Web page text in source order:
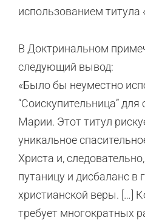
использованием титула
В Доктринальном
следующий вывод:
«Было бы неуместно
“Соискупительница”
Марии. Этот титул
уникальное
Христа и,
путаницу и дисбаланс в
христианской веры. […]
требует многократных